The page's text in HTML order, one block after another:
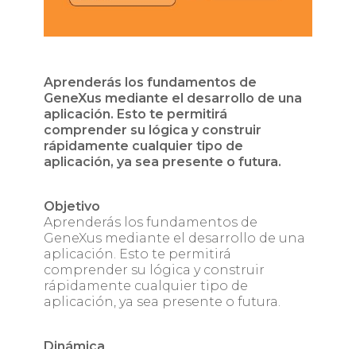
Aprenderás los fundamentos de
GeneXus mediante el desarrollo de una
aplicación. Esto te permitirá
comprender su lógica y construir
rápidamente cualquier tipo de
aplicación, ya sea presente o futura.
Objetivo
Aprenderás los fundamentos de
GeneXus mediante el desarrollo de una
aplicación. Esto te permitirá
comprender su lógica y construir
rápidamente cualquier tipo de
aplicación, ya sea presente o futura.